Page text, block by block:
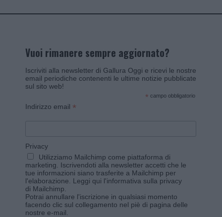
Vuoi rimanere sempre aggiornato?
Iscriviti alla newsletter di Gallura Oggi e ricevi le nostre
email periodiche contenenti le ultime notizie pubblicate
sul sito web!
* campo obbligatorio
Indirizzo email *
Privacy
Utilizziamo Mailchimp come piattaforma di
marketing. Iscrivendoti alla newsletter accetti che le
tue informazioni siano trasferite a Mailchimp per
l'elaborazione. Leggi qui l'informativa sulla privacy
di Mailchimp
Potrai annullare l'iscrizione in qualsiasi momento
facendo clic sul collegamento nel piè di pagina delle
nostre e-mail.